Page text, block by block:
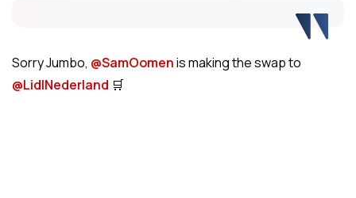
Sorry Jumbo, @SamOomenis making the swap to
@LidlNederland 🛒